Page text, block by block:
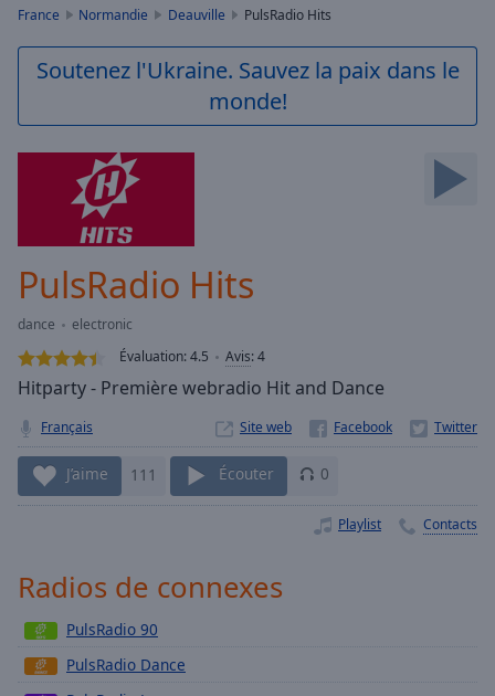
Play
Video
Skip
Loaded :
0.00%
Stream
TypeLIVE
Seek to
live,
currently
behind
liveLIVE
Rate
France Normandie Deauville PulsRadio Hits
Soutenez l'Ukraine. Sauvez la paix dans le
monde!
PulsRadio Hits
dance
electronic
Évaluation:4.5 Avis:4
Hitparty - Première webradio Hit and Dance
Français Site web
J’aime 111 Écouter 0
Playlist Contacts
Radios de connexes
PulsRadio 90
PulsRadio Dance